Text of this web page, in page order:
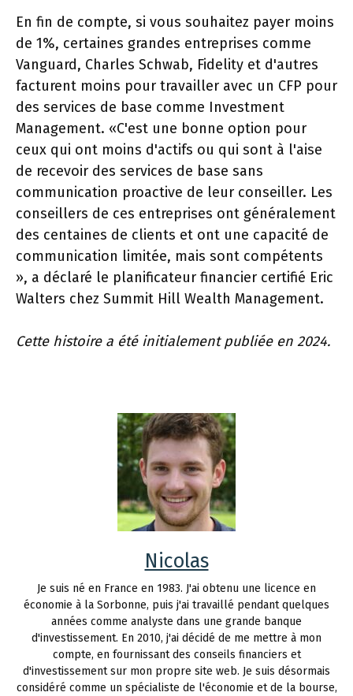
En fin de compte, si vous souhaitez payer moins
de 1%, certaines grandes entreprises comme
Vanguard, Charles Schwab, Fidelity et d'autres
facturent moins pour travailler avec un CFP pour
des services de base comme Investment
Management. «C'est une bonne option pour
ceux qui ont moins d'actifs ou qui sont à l'aise
de recevoir des services de base sans
communication proactive de leur conseiller. Les
conseillers de ces entreprises ont généralement
des centaines de clients et ont une capacité de
communication limitée, mais sont compétents
», a déclaré le planificateur financier certifié Eric
Walters chez Summit Hill Wealth Management.
Cette histoire a été initialement publiée en 2024.
Nicolas
Je suis né en France en 1983. J'ai obtenu une licence en
économie à la Sorbonne, puis j'ai travaillé pendant quelques
années comme analyste dans une grande banque
d'investissement. En 2010, j'ai décidé de me mettre à mon
compte, en fournissant des conseils financiers et
d'investissement sur mon propre site web. Je suis désormais
considéré comme un spécialiste de l'économie et de la bourse,